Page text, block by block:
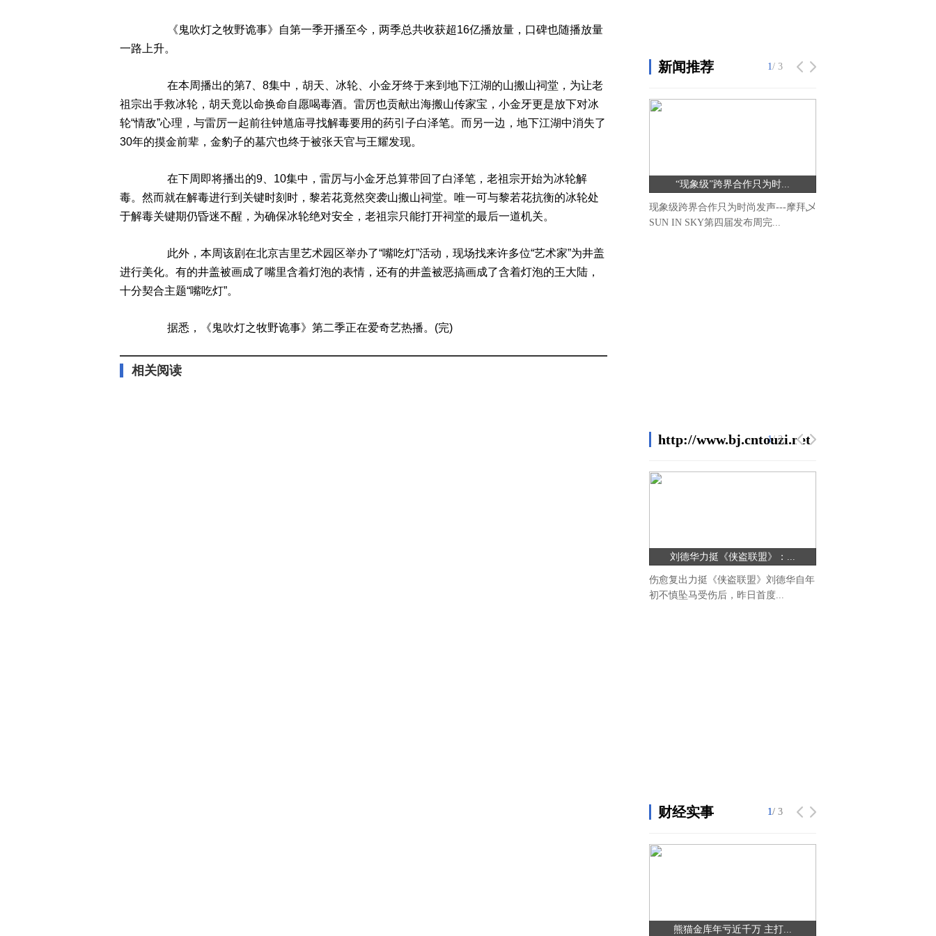
《鬼吹灯之牧野诡事》自第一季开播至今，两季总共收获超16亿播放量，口碑也随播放量
一路上升。
在本周播出的第7、8集中，胡天、冰轮、小金牙终于来到地下江湖的山搬山祠堂，为让老
祖宗出手救冰轮，胡天竟以命换命自愿喝毒酒。雷厉也贡献出海搬山传家宝，小金牙更是放下对冰
轮“情敌”心理，与雷厉一起前往钟馗庙寻找解毒要用的药引子白泽笔。而另一边，地下江湖中消失了
30年的摸金前辈，金豹子的墓穴也终于被张天官与王耀发现。
在下周即将播出的9、10集中，雷厉与小金牙总算带回了白泽笔，老祖宗开始为冰轮解
毒。然而就在解毒进行到关键时刻时，黎若花竟然突袭山搬山祠堂。唯一可与黎若花抗衡的冰轮处
于解毒关键期仍昏迷不醒，为确保冰轮绝对安全，老祖宗只能打开祠堂的最后一道机关。
此外，本周该剧在北京吉里艺术园区举办了“嘴吃灯”活动，现场找来许多位“艺术家”为井盖
进行美化。有的井盖被画成了嘴里含着灯泡的表情，还有的井盖被恶搞画成了含着灯泡的王大陆，
十分契合主题“嘴吃灯”。
据悉，《鬼吹灯之牧野诡事》第二季正在爱奇艺热播。(完)
相关阅读
新闻推荐
“现象级”跨界合作只为时...
现象级跨界合作只为时尚发声---摩拜乄
SUN IN SKY第四届发布周完...
1/ 3
http://www.bj.cntouzi.net/html/gushi/
刘德华力挺《侠盗联盟》：...
伤愈复出力挺《侠盗联盟》刘德华自年
初不慎坠马受伤后，昨日首度...
1/ 3
财经实事
熊猫金库年亏近千万 主打...
1/ 3
1/ 3